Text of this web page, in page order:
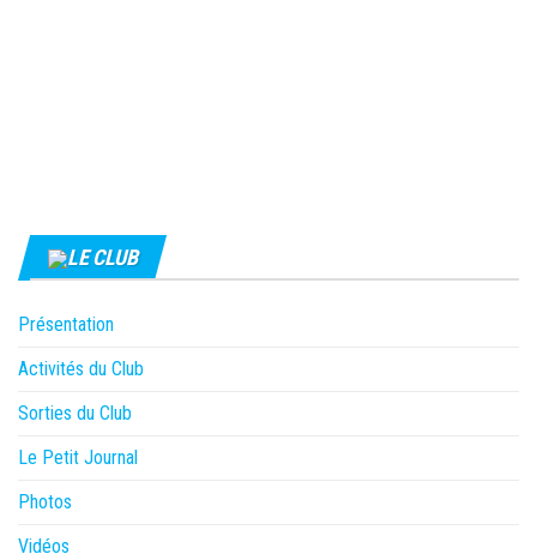
LE CLUB
Présentation
Activités du Club
Sorties du Club
Le Petit Journal
Photos
Vidéos